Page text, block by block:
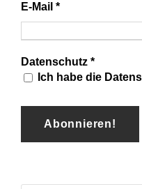
E-Mail *
Datenschutz *
Ich habe die